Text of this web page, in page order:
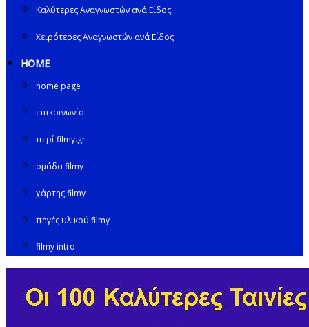
Καλύτερες Αναγνωστών ανά Είδος
Χειρότερες Αναγνωστών ανά Είδος
HOME
home page
επικοινωνία
περί filmy.gr
ομάδα filmy
χάρτης filmy
πηγές υλικού filmy
filmy intro